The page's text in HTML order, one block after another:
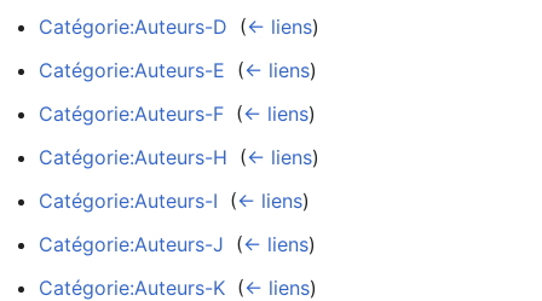
Catégorie:Auteurs-D (← liens)
Catégorie:Auteurs-E (← liens)
Catégorie:Auteurs-F (← liens)
Catégorie:Auteurs-H (← liens)
Catégorie:Auteurs-I (← liens)
Catégorie:Auteurs-J (← liens)
Catégorie:Auteurs-K (← liens)